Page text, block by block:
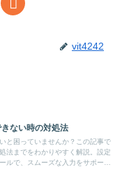
vit4242
ない時の対処法
と困っていませんか？この記事で
法までをわかりやすく解説。設定
ルで、スムーズな入力をサポート